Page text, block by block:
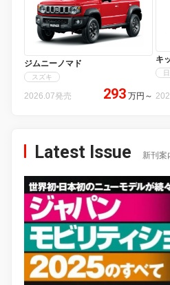
ジムニーノマド
スズキ
2026.07発売 293 万円 ～
キ
Latest Issue 新刊案